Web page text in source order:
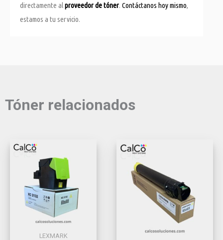
directamente alproveedor de tóner. Contáctanos hoy mismo,
estamos a tu servicio.
Tóner relacionados
LEXMARK